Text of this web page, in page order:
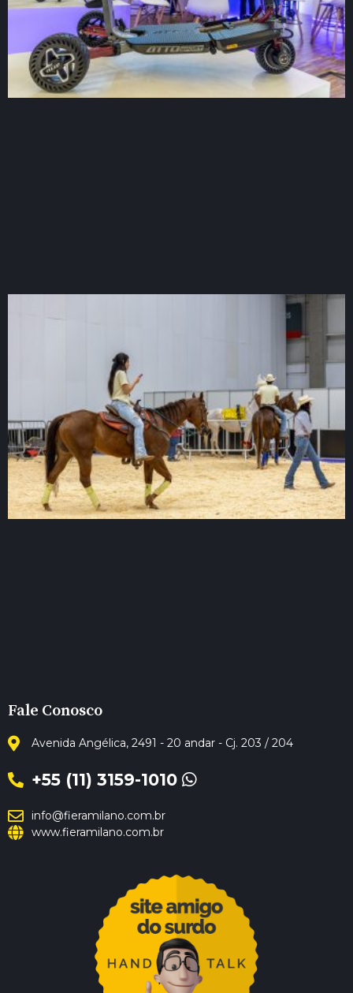
Fale Conosco
Avenida Angélica, 2491 - 20 andar - Cj. 203 / 204
+55 (11) 3159-1010
info@fieramilano.com.br
www.fieramilano.com.br